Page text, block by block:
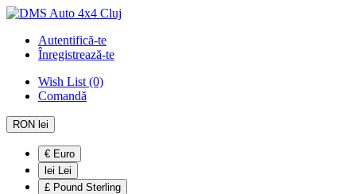
Autentifică-te
Înregistrează-te
Wish List (0)
Comandă
RON lei
€ Euro
lei Lei
£ Pound Sterling